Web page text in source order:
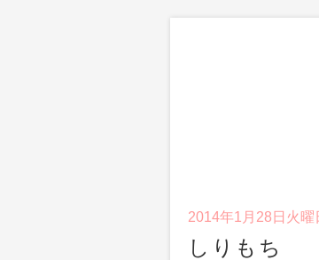
2014年1月28日火曜
しりもち